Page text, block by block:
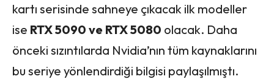
kartı serisinde sahneye çıkacak ilk modeller
ise RTX 5090 ve RTX 5080 olacak. Daha
önceki sızıntılarda Nvidia’nın tüm kaynaklarını
bu seriye yönlendirdiği bilgisi paylaşılmıştı.